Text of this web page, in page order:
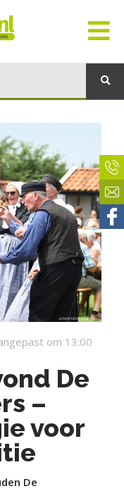
om 13:00
De
–
voor
De